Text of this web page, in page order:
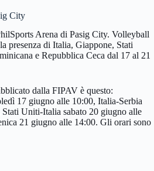
City
Arena di Pasig City. Volleyball
presenza di Italia, Giappone, Stati
e Repubblica Ceca dal 17 al 21
dalla FIPAV è questo:
17 giugno alle 10:00, Italia-Serbia
Uniti-Italia sabato 20 giugno alle
21 giugno alle 14:00. Gli orari sono